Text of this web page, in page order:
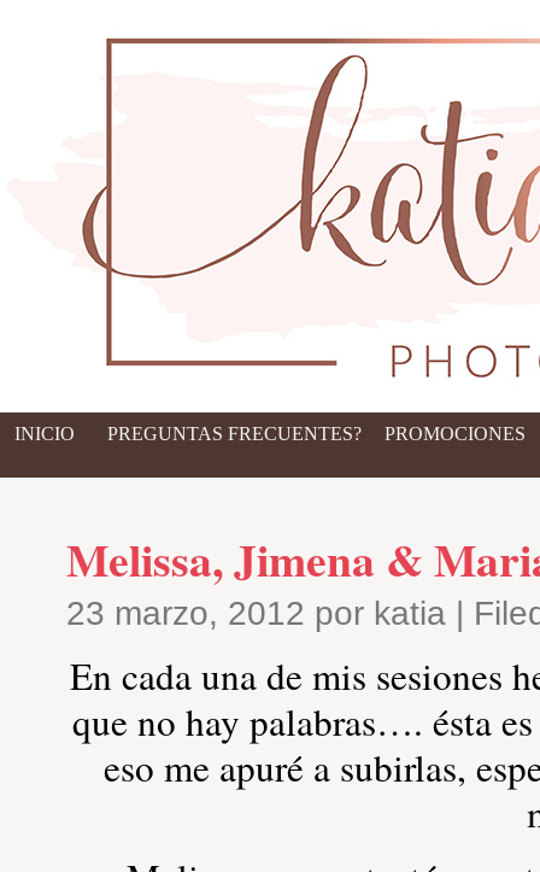
INICIO PREGUNTAS FRECUENTES? PROMOCIONES
Melissa, Jimena &
23 marzo, 2012 por katia |
En cada una de mis
que no hay palabras…. ésta
eso me apuré a subirlas,